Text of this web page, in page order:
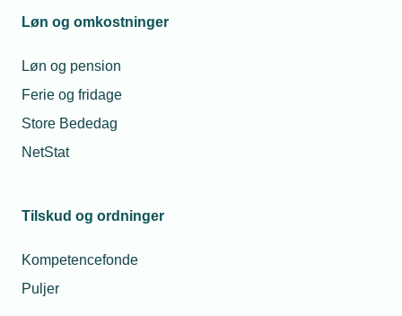
Løn og omkostninger
Løn og pension
Ferie og fridage
Store Bededag
NetStat
Tilskud og ordninger
Kompetencefonde
Puljer
Vidensportal for el- og vvs-branchen
Undervisningsmateriale
Undervisningsmateriale
Få overblik over relevant
undervisningsmateriale samt adgang til